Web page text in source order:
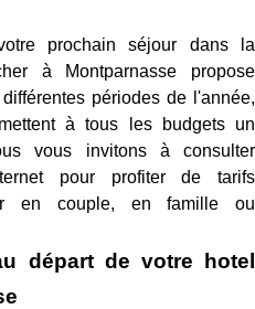
prochain séjour dans la
à Montparnasse propose
périodes de l'année,
à tous les budgets un
vous invitons à consulter
pour profiter de tarifs
en couple, en famille ou
départ de votre hotel